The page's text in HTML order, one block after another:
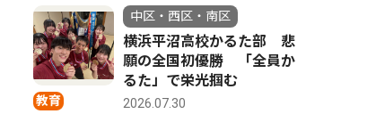
教育
中区・西区・南区
横浜平沼高校かるた部 悲
願の全国初優勝 「全員か
るた」で栄光掴む
2026.07.30